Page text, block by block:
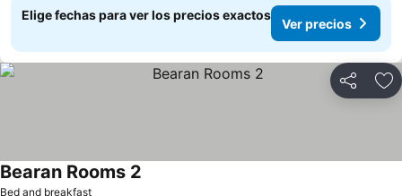
Elige fechas para ver los precios exactos
Ver precios
Compartir
Bed and breakfast
Bearan Rooms 2